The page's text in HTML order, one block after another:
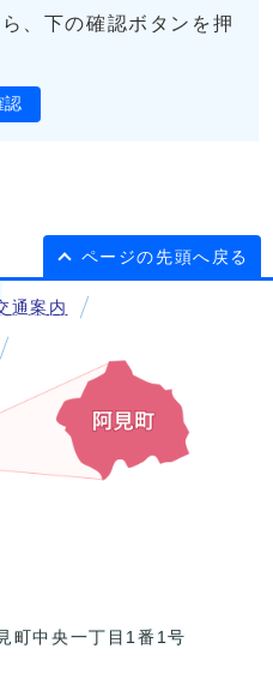
、下の確認ボタンを押
認
ページの先頭へ戻る
通案内
町中央一丁目1番1号